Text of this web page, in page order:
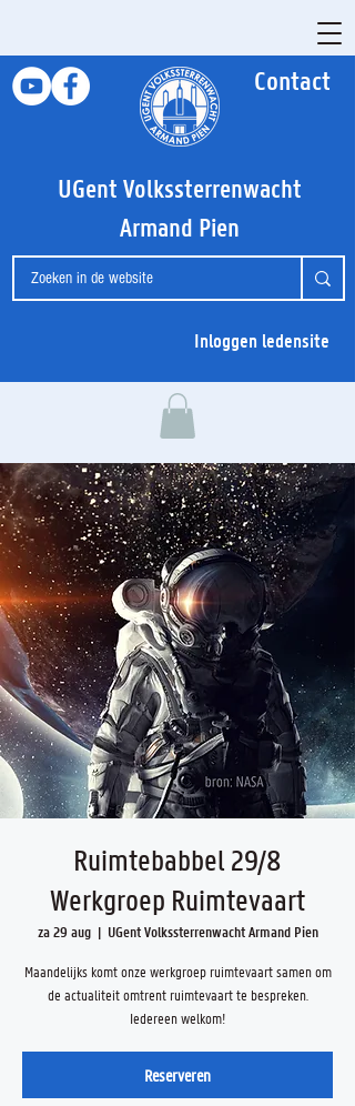
Contact
UGent Volkssterrenwacht
Armand Pien
Inloggen ledensite
Ruimtebabbel 29/8
Werkgroep Ruimtevaart
za 29 aug
  |
UGent Volkssterrenwacht Armand Pien
Maandelijks komt onze werkgroep ruimtevaart samen om
de actualiteit omtrent ruimtevaart te bespreken.
Iedereen welkom!
Reserveren